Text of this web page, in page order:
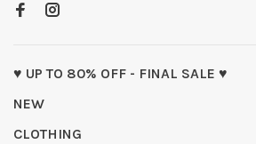
♥ UP TO 80% OFF - FINAL SALE ♥
NEW
CLOTHING